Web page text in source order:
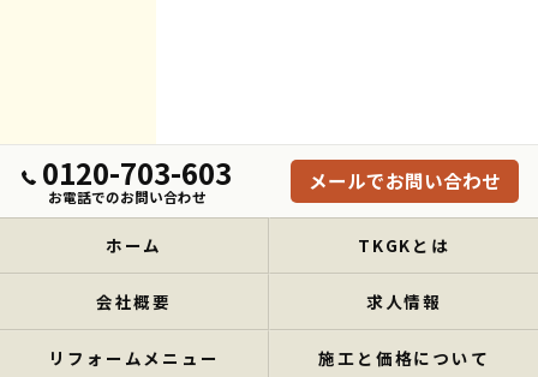
0120-703-603
お電話でのお問い合わせ
メールでお問い合わせ
ホーム TKGKとは
会社概要 求人情報
リフォームメニュー 施工と価格について